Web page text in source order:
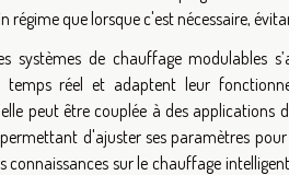
régime que lorsque c'est nécessaire,
systèmes de chauffage modulables
temps réel et adaptent leur
peut être couplée à des applications
d'ajuster ses paramètres
connaissances sur le chauffage